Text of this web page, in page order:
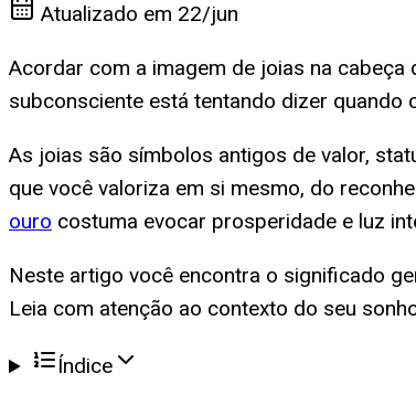
Atualizado em 22/jun
Acordar com a imagem de joias na
subconsciente está tentando dizer quando
As joias são símbolos antigos de valor,
que você valoriza em si mesmo, do
ouro costuma evocar prosperidade e luz
Neste artigo você encontra o significado
Leia com atenção ao contexto do seu
Índice